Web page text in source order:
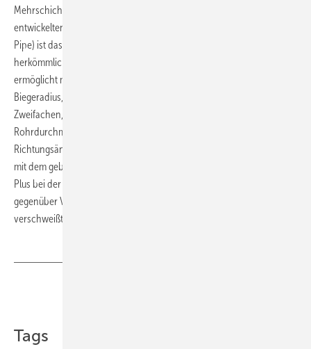
Mehrschichtverbundrohres unterstrichen. Mit der in Zella-Mehlis
entwickelten SACP-Technologie (Seamless Aluminium Composite
Pipe) ist das Ringmaterial deutlich flexibler und biegbarer als
herkömmliche Verbundrohre. Der bis zu 40 % engere Biegeradius
ermöglicht mit dem Uponor-Biegewerkzeug einen minimalen
Biegeradius, der bei den Dimensionen 16 und 20 mm nur dem
Zweifachen, bei 25 und 32 mm dem Zweieinhalbfachen des
Rohrdurchmessers entspricht. Je nach Einbausituation können
Richtungsänderungen dadurch statt mit Fittings häufig noch einfacher
mit dem gebogenen Rohr ausgeführt werden. Zudem punktet Uni Pipe
Plus bei der Installation durch deutlich geringere Rückstellkräfte
gegenüber Verbundrohren mit stumpf oder überlappend
verschweißter Aluminiumschicht. ■
Tags